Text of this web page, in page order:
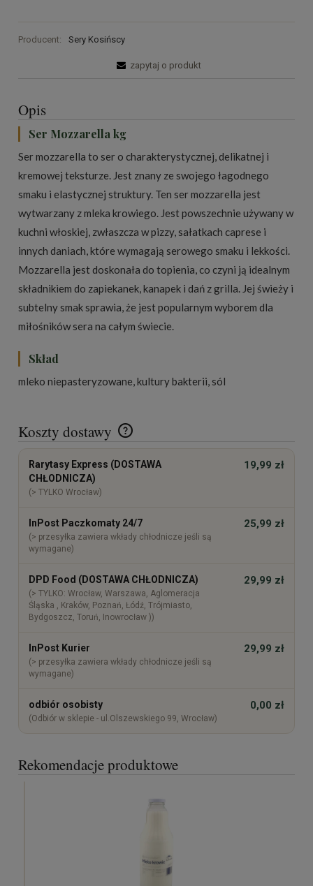
Producent: Sery Kosińscy
zapytaj o produkt
Opis
Ser Mozzarella kg
Ser mozzarella to ser o charakterystycznej, delikatnej i
kremowej teksturze. Jest znany ze swojego łagodnego
smaku i elastycznej struktury. Ten ser mozzarella jest
wytwarzany z mleka krowiego. Jest powszechnie używany w
kuchni włoskiej, zwłaszcza w pizzy, sałatkach caprese i
innych daniach, które wymagają serowego smaku i lekkości.
Mozzarella jest doskonała do topienia, co czyni ją idealnym
składnikiem do zapiekanek, kanapek i dań z grilla. Jej świeży i
subtelny smak sprawia, że jest popularnym wyborem dla
miłośników sera na całym świecie.
Skład
mleko niepasteryzowane, kultury bakterii, sól
Koszty dostawy
Cena nie zawiera ewentualnych kosztów płatności
Rarytasy Express (DOSTAWA
CHŁODNICZA)
(> TYLKO Wrocław)
19,99 zł
InPost Paczkomaty 24/7
(> przesyłka zawiera wkłady chłodnicze jeśli są
wymagane)
25,99 zł
DPD Food (DOSTAWA CHŁODNICZA)
(> TYLKO: Wrocław, Warszawa, Aglomeracja
Śląska , Kraków, Poznań, Łódź, Trójmiasto,
Bydgoszcz, Toruń, Inowrocław ))
29,99 zł
InPost Kurier
(> przesyłka zawiera wkłady chłodnicze jeśli są
wymagane)
29,99 zł
odbiór osobisty
(Odbiór w sklepie - ul.Olszewskiego 99, Wrocław)
0,00 zł
Rekomendacje produktowe